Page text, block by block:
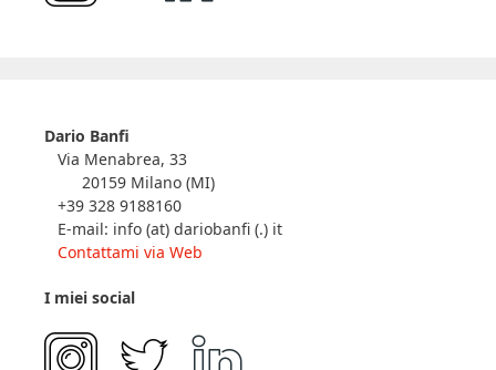
Dario Banfi
Via Menabrea, 33
20159 Milano (MI)
+39 328 9188160
E-mail: info (at) dariobanfi (.) it
Contattami via Web
I miei social